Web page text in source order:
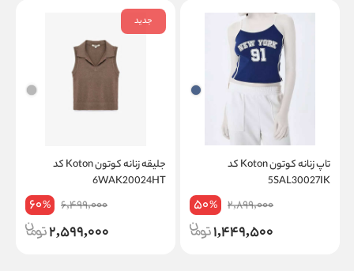
تاپ زنانه کوتون Koton کد
5SAL30027IK
2,899,000
50%
1,449,500
جدید
جلیقه زنانه کوتون Koton کد
6WAK20024HT
6,499,000
60%
2,599,000